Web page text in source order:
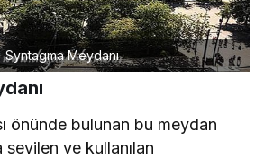
Syntagma Meydanı
önünde bulunan bu meydan
sevilen ve kullanılan